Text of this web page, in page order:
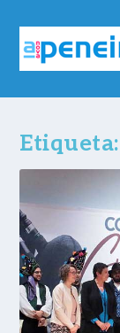
Etiqueta: